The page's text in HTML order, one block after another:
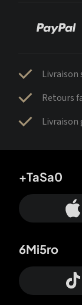
Livraison
Retours
Livraison
+TaSa0
6Mi5ro